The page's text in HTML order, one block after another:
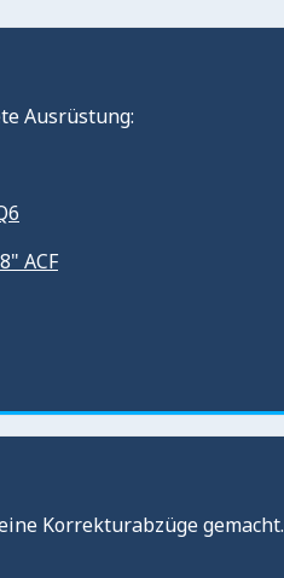
Ausrüstung:
ACF
Korrekturabzüge gemacht.